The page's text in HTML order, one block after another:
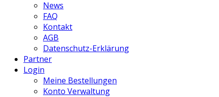
News
FAQ
Kontakt
AGB
Datenschutz-Erklärung
Partner
Login
Meine Bestellungen
Konto Verwaltung